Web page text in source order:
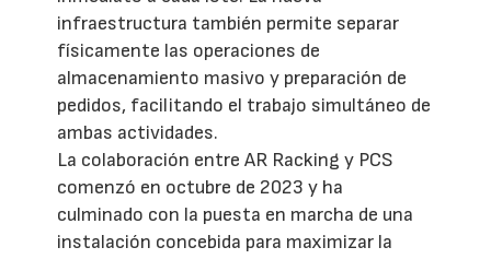
infraestructura también permite separar
físicamente las operaciones de
almacenamiento masivo y preparación de
pedidos, facilitando el trabajo simultáneo de
ambas actividades.
La colaboración entre AR Racking y PCS
comenzó en octubre de 2023 y ha
culminado con la puesta en marcha de una
instalación concebida para maximizar la